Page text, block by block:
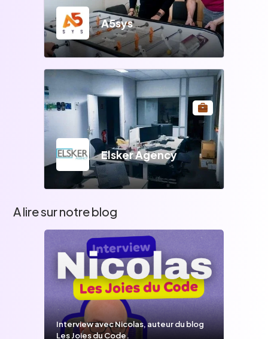
A5sys
Elsker Agency
A lire sur notre blog
Interview avec Nicolas, auteur du blog
Les Joies du Code.